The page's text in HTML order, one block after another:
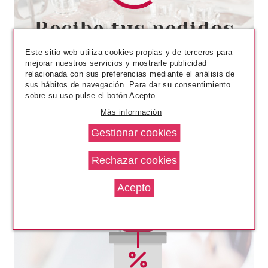
BABARIA
BABARIA CREMA PROTECTORA
VERA 75ML
desde
7.55€
BABARIA
BABARIA LOCION CORPORAL
Este sitio web utiliza cookies propias y de terceros para
mejorar nuestros servicios y mostrarle publicidad
relacionada con sus preferencias mediante el análisis de
sus hábitos de navegación. Para dar su consentimiento
sobre su uso pulse el botón Acepto.
Más información